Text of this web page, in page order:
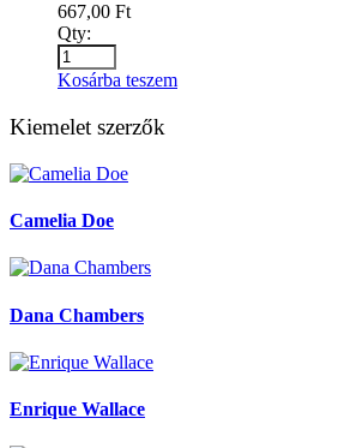
667,00 Ft
Qty:
Kosárba teszem
Kiemelet szerzők
Camelia Doe
Dana Chambers
Enrique Wallace